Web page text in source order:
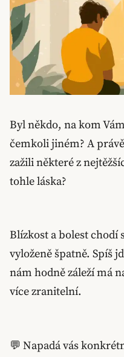
Byl někdo, na kom
čemkoli jiném? A
zažili některé z
tohle láska?
Blízkost a bolest chodí
vyloženě špatně. Spíš
nám hodně záleží má
více zranitelní.
💬 Napadá vás